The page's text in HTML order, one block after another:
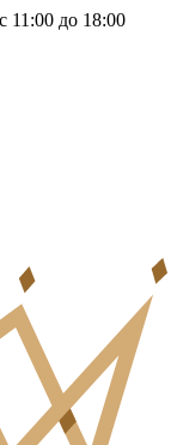
до 18:00